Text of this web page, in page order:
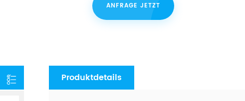
ANFRAGE JETZT
Produktdetails